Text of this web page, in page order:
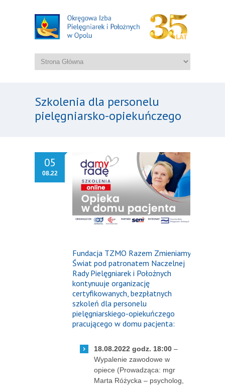
Szkolenia dla personelu
pielęgniarsko-opiekuńczego
05
08.22
Fundacja TZMO Razem Zmieniamy
Świat pod patronatem Naczelnej
Rady Pielęgniarek i Położnych
kontynuuje organizację
certyfikowanych, bezpłatnych
szkoleń dla personelu
pielęgniarskiego-opiekuńczego
pracującego w domu pacjenta:
18.08.2022 godz. 18:00 –
Wypalenie zawodowe w
opiece (Prowadząca: mgr
Marta Różycka – psycholog,